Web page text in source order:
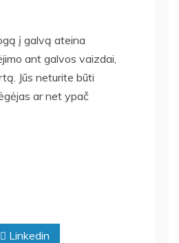
į galvą ateina
ant galvos vaizdai,
Jūs neturite būti
ar net ypač
Linkedin